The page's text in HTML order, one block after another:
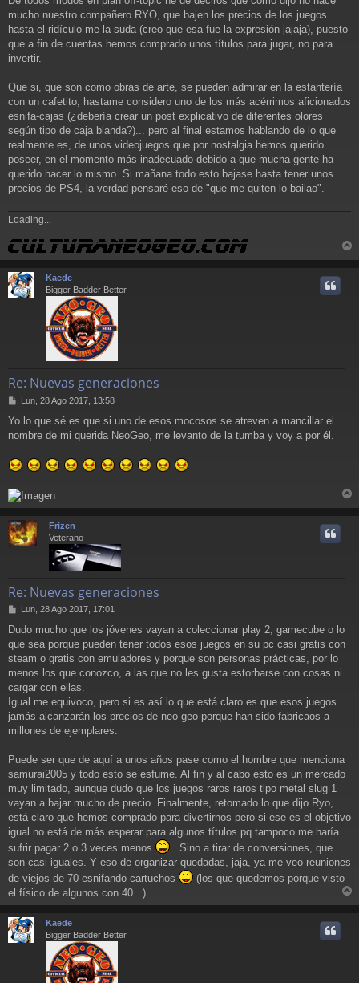
mucho nuestro compañero RYO, que bajen los precios de los juegos
hasta el ridículo me la suda (creo que esa fue la expresión jajaja), puesto
que a fin de cuentas hemos comprado unos títulos para jugar, no para
invertir.
Que si, que son como obras de arte, se pueden admirar en la estantería
con un cafetito, hastame considero uno de los más acérrimos aficionados
esnifa-cajas (¿debería crear un post explicativo de diferentes olores
según tipo de caja blanda?)... pero al final estamos hablando de lo que
realmente es, de unos videojuegos que por nostalgia hemos querido
poseer, en el momento más inadecuado debido a que mucha gente ha
querido hacer lo mismo. Si mañana todo esto bajase hasta tener unos
precios de PS4, la verdad pensaré eso de "que me quiten lo bailao".
Loading...
r
Kaede
Bigger Badder Better
Re: Nuevas generaciones
M
n
s
j
e
Lun, 28 Ago 2017, 13:58
Yo lo que sé es que si uno de esos mocosos se atreven a mancillar el
nombre de mi querida NeoGeo, me levanto de la tumba y voy a por él.
r
Frizen
Veterano
Re: Nuevas generaciones
M
n
s
a
Lun, 28 Ago 2017, 17:01
Dudo mucho que los jóvenes vayan a coleccionar play 2, gamecube o lo
que sea porque pueden tener todos esos juegos en su pc casi gratis con
steam o gratis con emuladores y porque son personas prácticas, por lo
menos los que conozco, a las que no les gusta estorbarse con cosas ni
cargar con ellas.
Igual me equivoco, pero si es así lo que está claro es que esos juegos
jamás alcanzarán los precios de neo geo porque han sido fabricaos a
millones de ejemplares.
Puede ser que de aquí a unos años pase como el hombre que menciona
samurai2005 y todo esto se esfume. Al fin y al cabo esto es un mercado
muy limitado, aunque dudo que los juegos raros raros tipo metal slug 1
vayan a bajar mucho de precio. Finalmente, retomado lo que dijo Ryo,
está claro que hemos comprado para divertirnos pero si ese es el objetivo
igual no está de más esperar para algunos títulos pq tampoco me haría
sufrir pagar 2 o 3 veces menos
. Sino a tirar de conversiones, que
son casi iguales. Y eso de organizar quedadas, jaja, ya me veo reuniones
de viejos de 70 esnifando cartuchos
(los que quedemos porque visto
el físico de algunos con 40...)
r
Kaede
Bigger Badder Better